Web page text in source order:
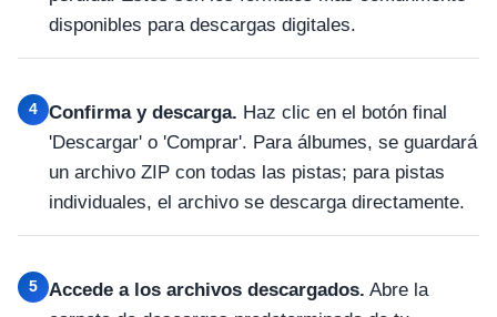
disponibles para descargas digitales.
4 Confirma y descarga. Haz clic en el botón final
'Descargar' o 'Comprar'. Para álbumes, se guardará
un archivo ZIP con todas las pistas; para pistas
individuales, el archivo se descarga directamente.
5 Accede a los archivos descargados. Abre la